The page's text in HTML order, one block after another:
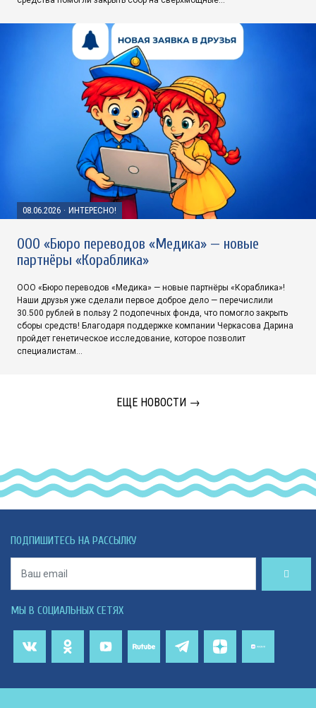
08.06.2026 · ИНТЕРЕСНО!
ООО «Бюро переводов «Медика» — новые
партнёры «Кораблика»
ООО «Бюро переводов «Медика» — новые партнёры «Кораблика»!
Наши друзья уже сделали первое доброе дело — перечислили
30.500 рублей в пользу 2 подопечных фонда, что помогло закрыть
сборы средств! Благодаря поддержке компании Черкасова Дарина
пройдет генетическое исследование, которое позволит
специалистам…
ЕЩЕ НОВОСТИ →
ПОДПИШИТЕСЬ НА РАССЫЛКУ
МЫ В СОЦИАЛЬНЫХ СЕТЯХ